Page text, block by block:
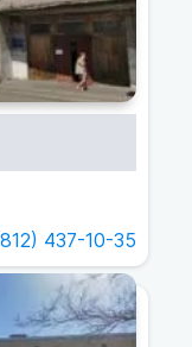
437-10-35